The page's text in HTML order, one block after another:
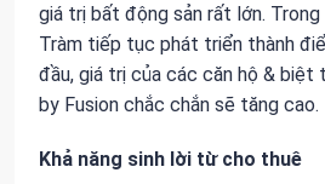
giá trị bất động sản rất lớn.
Tràm tiếp tục phát triển thành
đầu, giá trị của các căn hộ & biệt
by Fusion chắc chắn sẽ tăng cao.
Khả năng sinh lời từ cho thuê